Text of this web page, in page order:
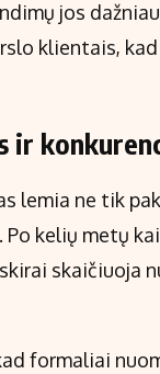
jos
klientais,
ir
lemia ne tik
kelių metų
skaičiuoja
formaliai